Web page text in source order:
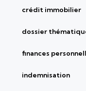
crédit immobilier
dossier
finances
indemnisation